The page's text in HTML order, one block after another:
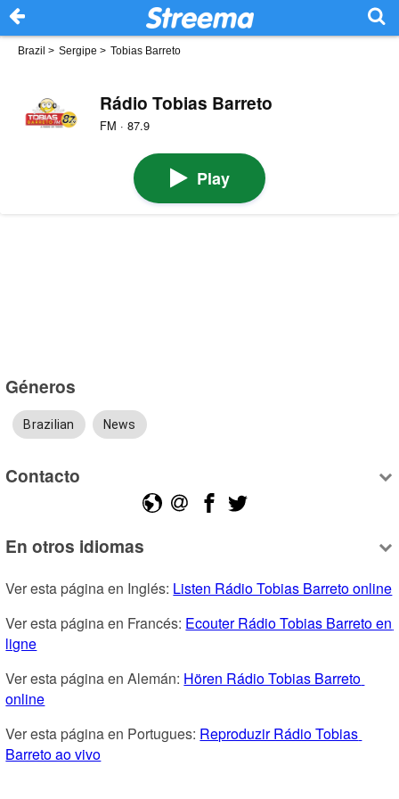
Brazil > Sergipe > Tobias Barreto
Rádio Tobias Barreto
FM · 87.9
Play
Géneros
Brazilian News
Contacto
En otros idiomas
Ver esta página en Inglés: Listen Rádio Tobias Barreto online
Ver esta página en Francés: Ecouter Rádio Tobias Barreto en
ligne
Ver esta página en Alemán: Hören Rádio Tobias Barreto
online
Ver esta página en Portugues: Reproduzir Rádio Tobias
Barreto ao vivo